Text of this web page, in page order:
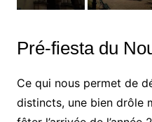
Pré-fiesta du
Ce qui nous permet de
distincts, une bien drôle